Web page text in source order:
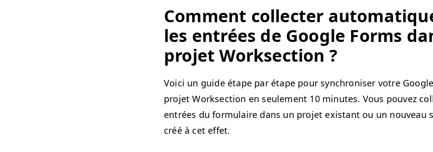
Com­ment col­lecter
les entrées de Google Forms
pro­jet Worksection ?
Voici un guide étape par étape pour syn­chro­nis­er votre
pro­jet Work­sec­tion en seule­ment 10 min­utes. Vous pou­vez
entrées du for­mu­laire dans un pro­jet exis­tant ou un nou­veau
créé à cet effet.